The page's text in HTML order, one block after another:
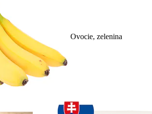
Ovocie, zelenina